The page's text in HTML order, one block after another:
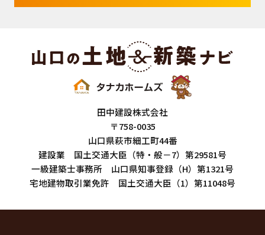
田中建設株式会社
〒758-0035
山口県萩市細工町44番
建設業 国土交通大臣（特・般－7）第29581号
一級建築士事務所 山口県知事登録（H）第1321号
宅地建物取引業免許 国土交通大臣（1）第11048号